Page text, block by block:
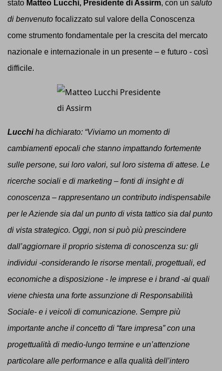
stato Matteo Lucchi, Presidente di Assirm, con un saluto
di benvenuto focalizzato sul valore della Conoscenza
come strumento fondamentale per la crescita del mercato
nazionale e internazionale in un presente – e futuro - così
difficile.
Lucchiha dichiarato: “Viviamo un momento di
cambiamenti epocali che stanno impattando fortemente
sulle persone, sui loro valori, sul loro sistema di attese. Le
ricerche sociali e di marketing – fonti di insight e di
conoscenza – rappresentano un contributo indispensabile
per le Aziende sia dal un punto di vista tattico sia dal punto
di vista strategico. Oggi, non si può più prescindere
dall’aggiornare il proprio sistema di conoscenza su: gli
individui -considerando le risorse mentali, progettuali, ed
economiche a disposizione - le imprese e i brand -ai quali
viene chiesta una forte assunzione di Responsabilità
Sociale- e i veicoli di comunicazione. Sempre più
importante anche il concetto di “fare impresa” con una
progettualità di medio-lungo termine e un’attenzione
particolare alle performance e alla qualità dell’intero